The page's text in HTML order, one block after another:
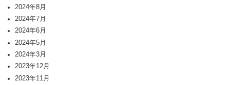
2024年8月
2024年7月
2024年6月
2024年5月
2024年3月
2023年12月
2023年11月